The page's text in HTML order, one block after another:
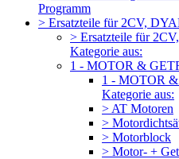
Programm
> Ersatzteile für 2CV,
> Ersatzteile für
Kategorie aus:
1 - MOTOR &
1 - MOTOR
Kategorie aus:
> AT Motoren
>
> Motorblock
> Motor- +